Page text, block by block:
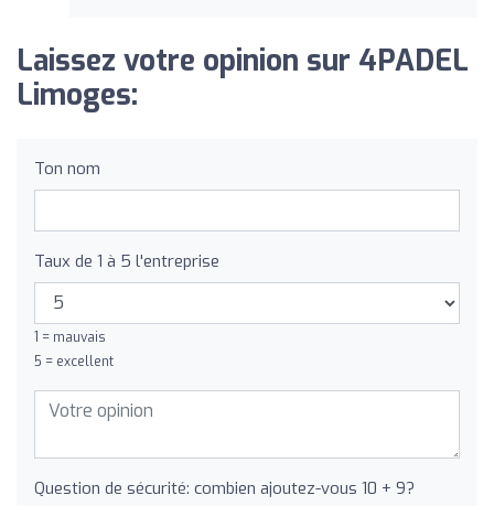
Laissez votre opinion sur 4PADEL
Limoges:
Ton nom
Taux de 1 à 5 l'entreprise
1 = mauvais
5 = excellent
Question de sécurité: combien ajoutez-vous 10 + 9?